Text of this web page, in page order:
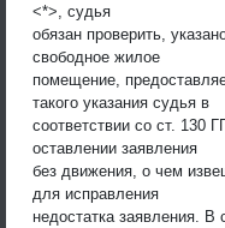
<*>, судья
обязан проверить,
свободное жилое
помещение,
такого указания судья в
соответствии со ст. 130
оставлении заявления
без движения, о чем
для исправления
недостатка заявления. В